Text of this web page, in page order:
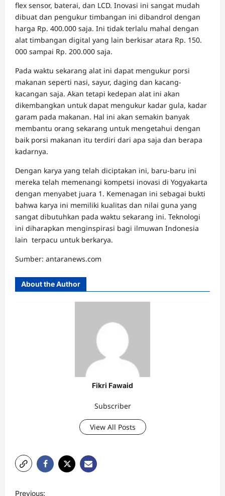
flex sensor, baterai, dan LCD. Inovasi ini sangat mudah
dibuat dan pengukur timbangan ini dibandrol dengan
harga Rp. 400.000 saja. Ini tidak terlalu mahal dengan
alat timbangan digital yang lain berkisar atara Rp. 150.
000 sampai Rp. 200.000 saja.
Pada waktu sekarang alat ini dapat mengukur porsi
makanan seperti nasi, sayur, daging dan kacang-
kacangan saja. Akan tetapi kedepan alat ini akan
dikembangkan untuk dapat mengukur kadar gula, kadar
garam pada makanan. Hal ini akan semakin banyak
membantu orang sekarang untuk mengetahui dengan
baik porsi makanan itu terdiri dari apa saja dan berapa
kadarnya.
Dengan karya yang telah diciptakan ini, baru-baru ini
mereka telah memenangi kompetsi inovasi di Yogyakarta
dengan menyabet juara 1. Kemenagan ini sebagai bukti
bahwa karya ini memiliki kualitas dan nilai guna yang
sangat dibutuhkan pada waktu sekarang ini. Teknologi
ini diharapkan menginspirasi bagi ilmuwan Indonesia
lain terpacu untuk berkarya.
Sumber: antaranews.com
About the Author
Fikri Fawaid
Subscriber
View All Posts
Previous: